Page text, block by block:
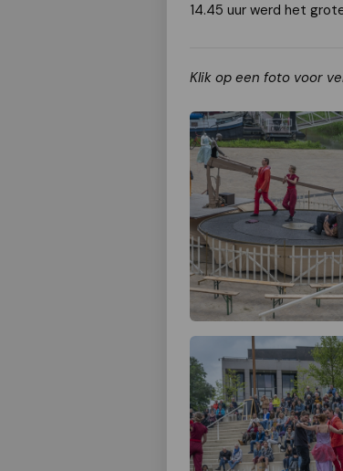
14.45 uur werd het
Klik op een foto voor